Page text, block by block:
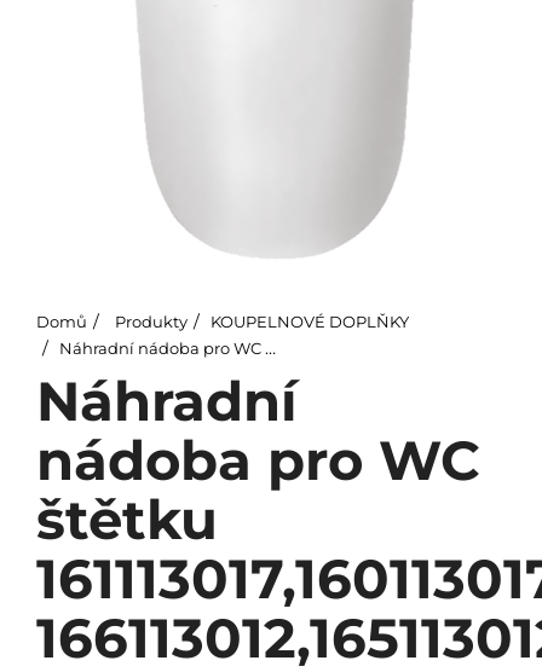
Domů Produkty
KOUPELNOVÉ DOPLŇKY
Náhradní nádoba pro WC štětku 161113017,160113017,159113017,158113017,156113017, 166113012,165113012
Náhradní
nádoba pro WC
štětku